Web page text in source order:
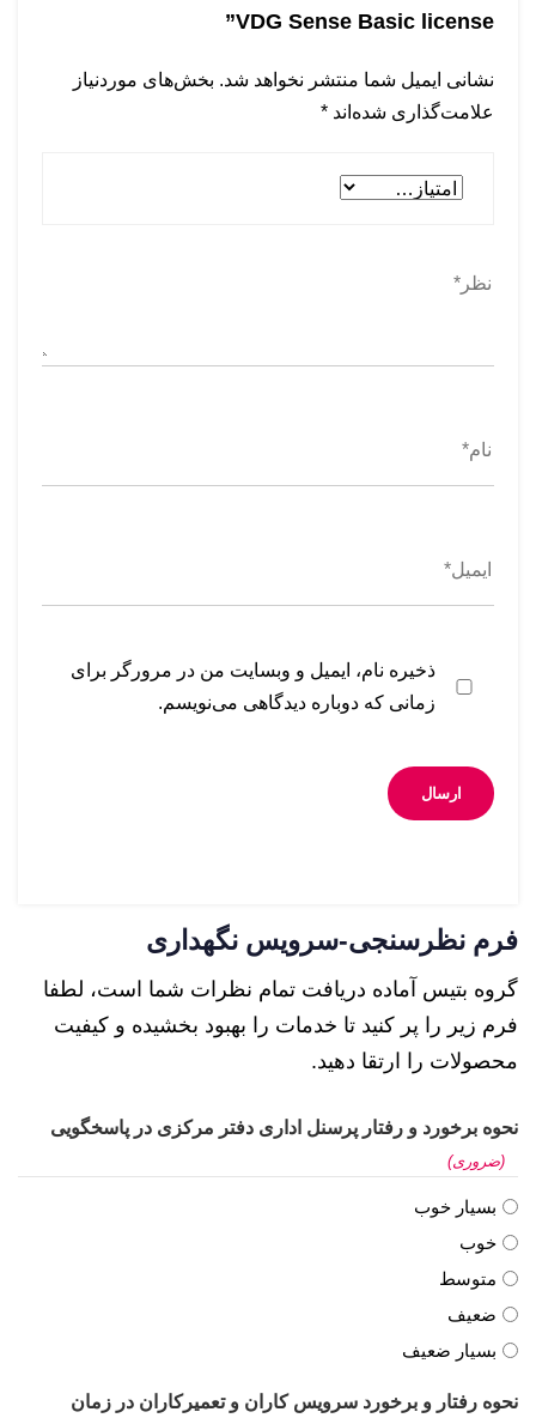
VDG Sense Basic license”
نشانی ایمیل شما منتشر نخواهد شد. بخش‌های موردنیاز
علامت‌گذاری شده‌اند *
ذخیره نام، ایمیل و وبسایت من در مرورگر برای
زمانی که دوباره دیدگاهی می‌نویسم.
فرم نظرسنجی-سرویس نگهداری
گروه بتیس آماده دریافت تمام نظرات شما است، لطفا
فرم زیر را پر کنید تا خدمات را بهبود بخشیده و کیفیت
محصولات را ارتقا دهید.
نحوه برخورد و رفتار پرسنل اداری دفتر مرکزی در پاسخگویی
(ضروری)
بسیار خوب
خوب
متوسط
ضعیف
بسیار ضعیف
نحوه رفتار و برخورد سرویس کاران و تعمیرکاران در زمان